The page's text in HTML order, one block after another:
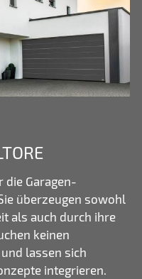
die Garagen-
überzeugen sowohl
als auch durch ihre
keinen
lassen sich
integrieren.